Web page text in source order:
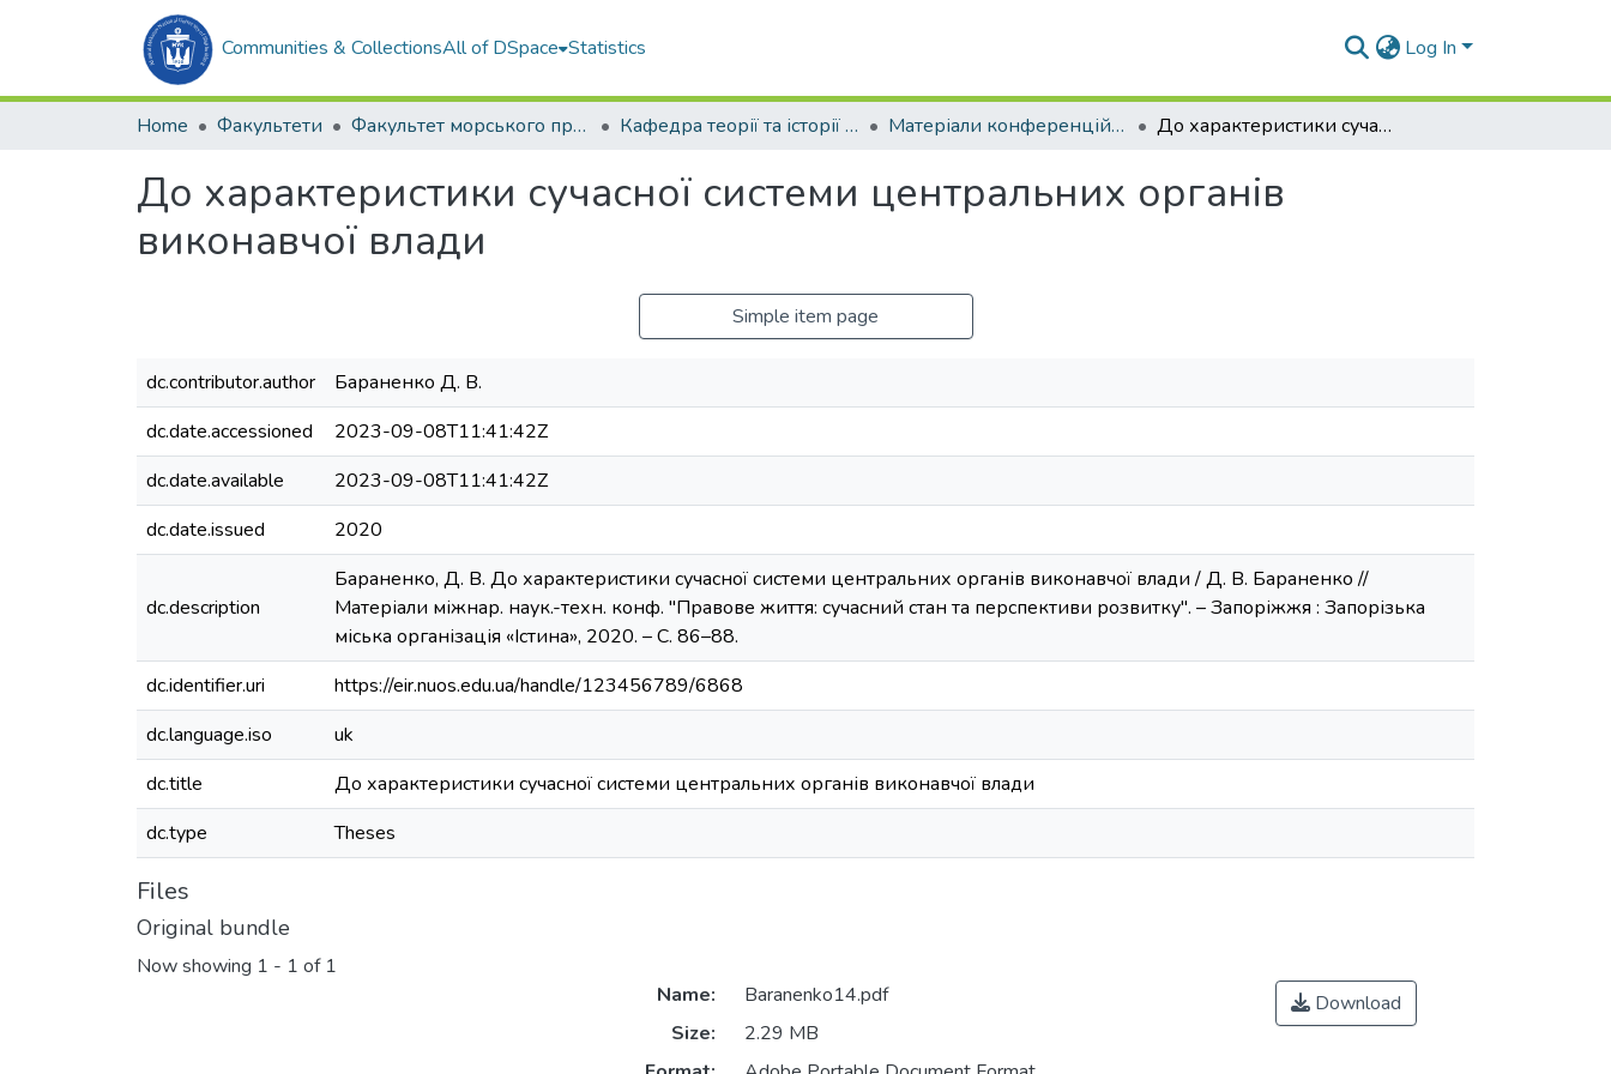
Communities & CollectionsAll of DSpace Statistics Log In
Home Факультети Факультет морського права (ФМП) Кафедра теорії та історії держави та права (Т та ІДП) Матеріали конференцій (Т та ІДП) До характеристики сучасної системи центральних органів виконавчої влади
До характеристики сучасної системи центральних органів
виконавчої влади
Simple item page
dc.contributor.author
Бараненко Д. В.
dc.date.accessioned
2023-09-08T11:41:42Z
dc.date.available
2023-09-08T11:41:42Z
dc.date.issued
2020
dc.description
Бараненко, Д. В. До характеристики сучасної системи центральних органів виконавчої влади / Д. В. Бараненко //
Матеріали міжнар. наук.-техн. конф. "Правове життя: сучасний стан та перспективи розвитку". – Запоріжжя : Запорізька
міська організація «Істина», 2020. – С. 86–88.
dc.identifier.uri
https://eir.nuos.edu.ua/handle/123456789/6868
dc.language.iso
uk
dc.title
До характеристики сучасної системи центральних органів виконавчої влади
dc.type
Theses
Files
Original bundle
Now showing 1 - 1 of 1
Name:
Baranenko14.pdf
Size:
2.29 MB
Download